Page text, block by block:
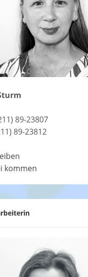
89-23807
89-23812
kommen